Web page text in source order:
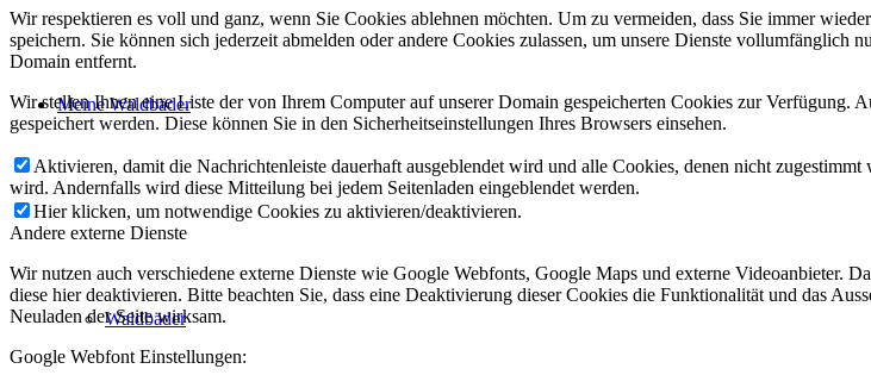
Meine Waldbäder
Waldbäder
Wir respektieren es voll und ganz, wenn Sie Cookies ablehnen möchten. Um zu vermeiden, dass Sie immer
speichern. Sie können sich jederzeit abmelden oder andere Cookies zulassen, um unsere Dienste vollumfänglich
Domain entfernt.
Wir stellen Ihnen eine Liste der von Ihrem Computer auf unserer Domain gespeicherten Cookies zur Verfügung.
gespeichert werden. Diese können Sie in den Sicherheitseinstellungen Ihres Browsers einsehen.
Aktivieren, damit die Nachrichtenleiste dauerhaft ausgeblendet wird und alle Cookies, denen nicht
wird. Andernfalls wird diese Mitteilung bei jedem Seitenladen eingeblendet werden.
Hier klicken, um notwendige Cookies zu aktivieren/deaktivieren.
Andere externe Dienste
Wir nutzen auch verschiedene externe Dienste wie Google Webfonts, Google Maps und externe Videoanbieter.
diese hier deaktivieren. Bitte beachten Sie, dass eine Deaktivierung dieser Cookies die Funktionalität und das
Neuladen der Seite wirksam.
Google Webfont Einstellungen: